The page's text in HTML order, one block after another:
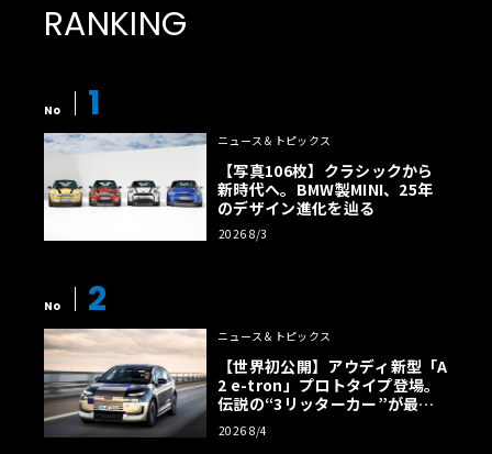
RANKING
No 1
ニュース＆トピックス
【写真106枚】クラシックから
新時代へ。BMW製MINI、25年
のデザイン進化を辿る
2026 8/3
No 2
ニュース＆トピックス
【世界初公開】アウディ新型「A
2 e-tron」プロトタイプ登場。
伝説の“3リッターカー”が最高
効率エントリーBEVとして復活
【画像38枚】
2026 8/4